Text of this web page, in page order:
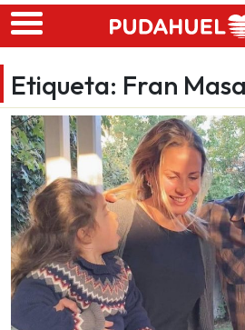
Skip to main content
Etiqueta: Fran